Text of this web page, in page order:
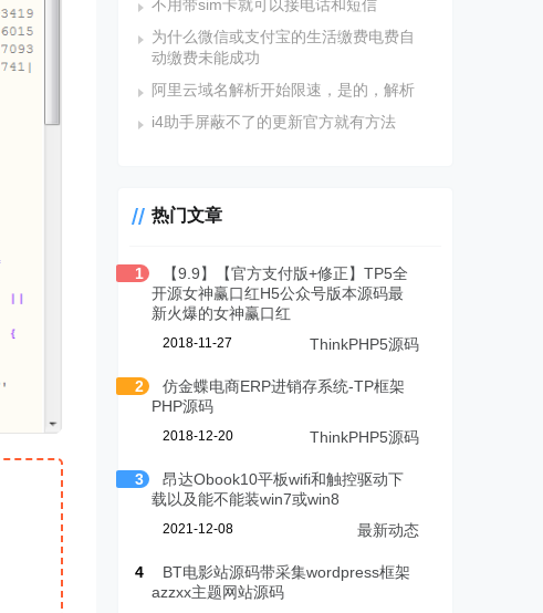
不用带sim卡就可以接电话和短信
为什么微信或支付宝的生活缴费电费自
动缴费未能成功
阿里云域名解析开始限速，是的，解析
i4助手屏蔽不了的更新官方就有方法
热门文章
1
【9.9】【官方支付版+修正】TP5全
开源女神赢口红H5公众号版本源码最
新火爆的女神赢口红
2018-11-27 ThinkPHP5源码
2
仿金蝶电商ERP进销存系统-TP框架
PHP源码
2018-12-20 ThinkPHP5源码
3
昂达Obook10平板wifi和触控驱动下
载以及能不能装win7或win8
2021-12-08 最新动态
4
BT电影站源码带采集wordpress框架
azzxx主题网站源码